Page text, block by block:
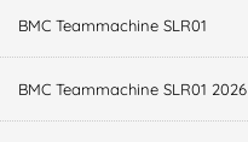
BMC Teammachine SLR01
BMC Teammachine SLR01 2026